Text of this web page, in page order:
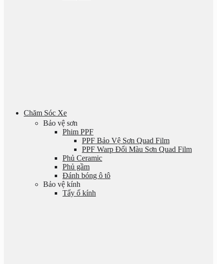
Chăm Sóc Xe
Bảo vệ sơn
Phim PPF
PPF Bảo Vệ Sơn Quad Film
PPF Warp Đổi Màu Sơn Quad Film
Phủ Ceramic
Phủ gầm
Đánh bóng ô tô
Bảo vệ kính
Tẩy ố kính